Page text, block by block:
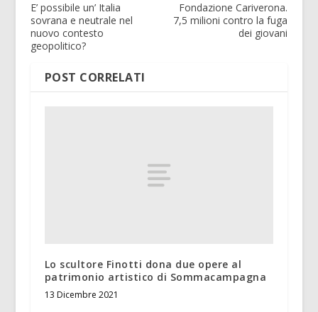
E’ possibile un’ Italia
sovrana e neutrale nel
nuovo contesto
geopolitico?
Fondazione Cariverona.
7,5 milioni contro la fuga
dei giovani
POST CORRELATI
Lo scultore Finotti dona due opere al
patrimonio artistico di Sommacampagna
13 Dicembre 2021